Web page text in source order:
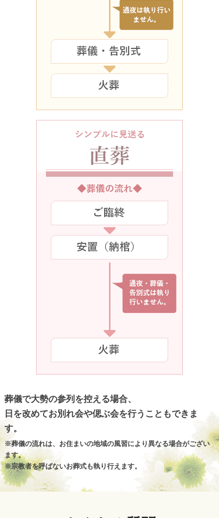
葬儀で大勢の参列を控える場合、
日を改めてお別れ会や偲ぶ会を行うこともできま
す。
※葬儀の流れは、お住まいの地域の風習により異なる場合がござい
ます。
※宗教者を呼ばないお葬式も執り行えます。